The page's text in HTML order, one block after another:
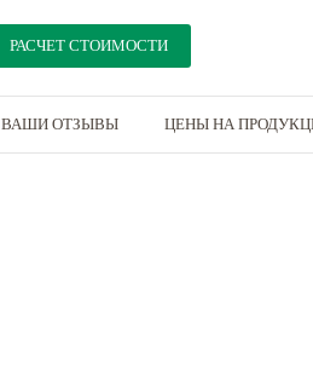
РАСЧЕТ СТОИМОСТИ
ВАШИ ОТЗЫВЫ ЦЕНЫ НА